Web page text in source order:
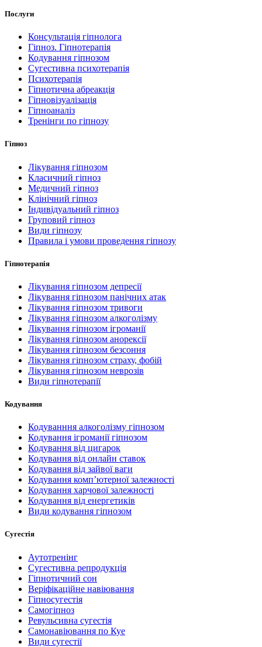
Послуги
Консультація гіпнолога
Гіпноз. Гіпнотерапія
Кодування гіпнозом
Сугестивна психотерапія
Психотерапія
Гіпнотична абреакція
Гіпновізуалізація
Гіпноаналіз
Тренінги по гіпнозу
Гіпноз
Лікування гіпнозом
Класичний гіпноз
Медичний гіпноз
Клінічний гіпноз
Індивідуальний гіпноз
Груповий гіпноз
Види гіпнозу
Правила і умови проведення гіпнозу
Гіпнотерапія
Лікування гіпнозом депресії
Лікування гіпнозом панічних атак
Лікування гіпнозом тривоги
Лікування гіпнозом алкоголізму
Лікування гіпнозом ігроманії
Лікування гіпнозом анорексії
Лікування гіпнозом безсоння
Лікування гіпнозом страху, фобій
Лікування гіпнозом неврозів
Види гіпнотерапії
Кодування
Кодуванння алкоголізму гіпнозом
Кодування ігроманії гіпнозом
Кодування від цигарок
Кодування від онлайн ставок
Кодування від зайвої ваги
Кодування комп’ютерної залежності
Кодування харчової залежності
Кодування від енергетиків
Види кодування гіпнозом
Сугестія
Аутотренінг
Сугестивна репродукція
Гіпнотичний сон
Веріфікаційне навіювання
Гіпносугестія
Самогіпноз
Ревульсивна сугестія
Самонавіювання по Куе
Види сугестії